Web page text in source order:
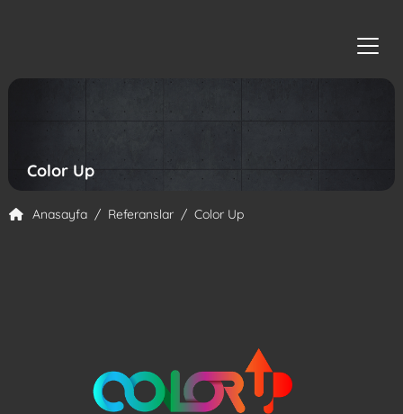
Color Up
Anasayfa Referanslar Color Up